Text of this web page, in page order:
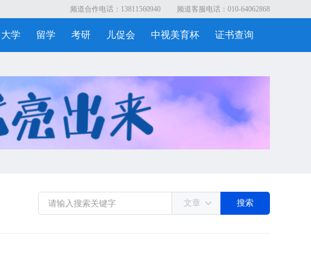
频道合作电话：13811560940 频道客服电话：010-64062868
大学 留学 考研 儿促会 中视美育杯 证书查询
文章 搜索